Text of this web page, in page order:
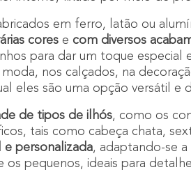
em ferro, latão ou
cores e com diversos
para dar um toque especial
moda, nos calçados, na
eles são uma opção versátil e
de tipos de ilhós, como os
tais como cabeça chata,
e personalizada, adaptando-se a
os pequenos, ideais para